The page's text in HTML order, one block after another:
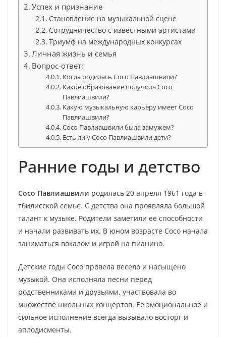
Успех и признание
Становление на музыкальной сцене
Сотрудничество с известными артистами
Триумф на международных конкурсах
Личная жизнь и семья
Вопрос-ответ:
Когда родилась Сосо Павлиашвили?
Какое образование получила Сосо
Павлиашвили?
Какую музыкальную карьеру имеет Сосо
Павлиашвили?
Сосо Павлиашвили была замужем?
Есть ли у Сосо Павлиашвили дети?
Ранние годы и детство
Сосо Павлиашвили родилась 20 апреля 1961 года в
тбилисской семье. С детства она проявляла большой
талант к музыке. Родители заметили ее способности
и начали развивать их. В юном возрасте Сосо начала
заниматься вокалом и игрой на пианино.
Детские годы Сосо провела весело и насыщено
музыкой. Она исполняла песни перед
родственниками и друзьями, участвовала во
множестве школьных концертов. Ее эмоциональное и
сильное исполнение всегда вызывало восторг и
аплодисменты.